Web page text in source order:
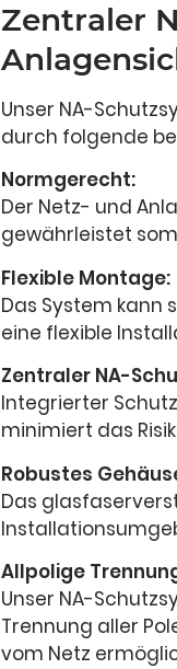
Zentraler
Unser NA-
durch folgende
Normgerecht:
Der Netz- und
gewährleistet
Flexible Montage:
Das System kann
eine flexible
Zentraler NA-
Integrierter
minimiert das
Robustes
Das
Allpolige
Unser NA-
Trennung aller
vom Netz